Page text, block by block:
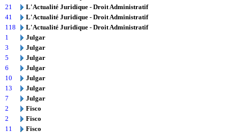
21
L'Actualité Juridique - Droit Administratif
41
L'Actualité Juridique - Droit Administratif
118
L'Actualité Juridique - Droit Administratif
1
Julgar
3
Julgar
5
Julgar
6
Julgar
10
Julgar
13
Julgar
7
Julgar
2
Fisco
2
Fisco
11
Fisco